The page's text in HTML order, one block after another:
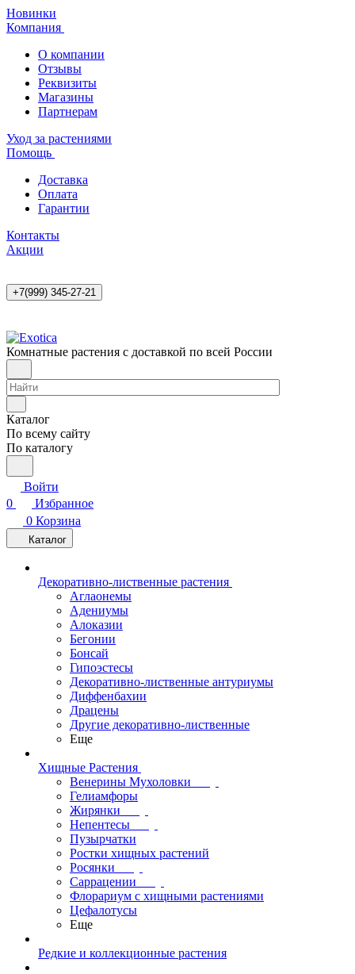
Новинки
Компания
О компании
Отзывы
Реквизиты
Магазины
Партнерам
Уход за растениями
Помощь
Доставка
Оплата
Гарантии
Контакты
Акции
+7(999) 345-27-21
Комнатные растения с доставкой по всей России
Каталог
По всему сайту
По каталогу
Войти
0
Избранное
0 Корзина
Каталог
Декоративно-лиственные растения
Аглаонемы
Адениумы
Алоказии
Бегонии
Бонсай
Гипоэстесы
Декоративно-лиственные антуриумы
Диффенбахии
Драцены
Другие декоративно-лиственные
Еще
Хищные Растения
Венерины Мухоловки
Гелиамфоры
Жирянки
Непентесы
Пузырчатки
Ростки хищных растений
Росянки
Саррацении
Флорариум с хищными растениями
Цефалотусы
Еще
Редкие и коллекционные растения